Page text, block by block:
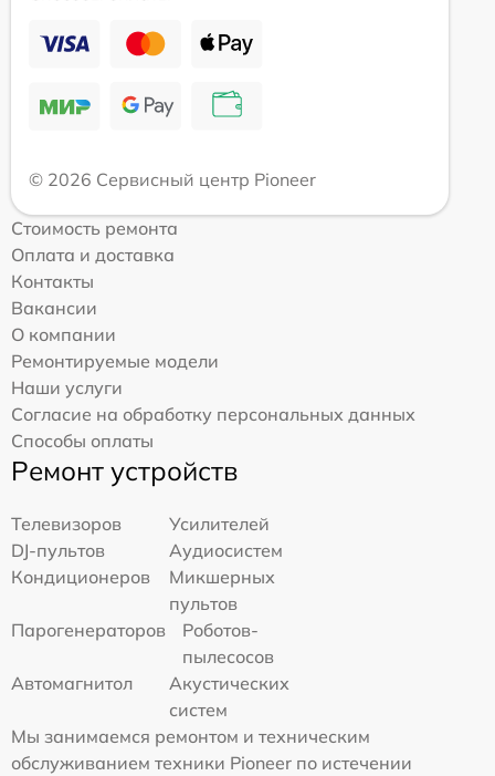
© 2026 Сервисный центр Pioneer
Стоимость ремонта
Оплата и доставка
Контакты
Вакансии
О компании
Ремонтируемые модели
Наши услуги
Согласие на обработку персональных данных
Способы оплаты
Ремонт устройств
Телевизоров
Усилителей
DJ-пультов
Аудиосистем
Кондиционеров
Микшерных
пультов
Парогенераторов
Роботов-
пылесосов
Автомагнитол
Акустических
систем
Мы занимаемся ремонтом и техническим
обслуживанием техники Pioneer по истечении